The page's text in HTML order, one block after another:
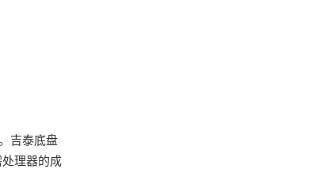
吉泰底盘
理器的成